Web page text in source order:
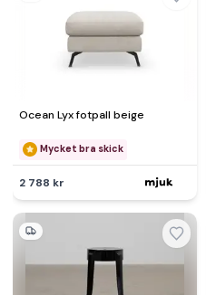
Ocean Lyx fotpall beige
Mycket bra skick
2 788 kr